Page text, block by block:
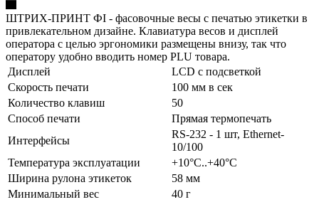
ШТРИХ-ПРИНТ ФI - фасовочные весы с печатью этикетки в
привлекательном дизайне. Клавиатура весов и дисплей
оператора с целью эргономики размещены внизу, так что
оператору удобно вводить номер PLU товара.
Дисплей
LCD с подсветкой
Скорость печати
100 мм в сек
Количество клавиш
50
Способ печати
Прямая термопечать
Интерфейсы
RS-232 - 1 шт, Ethernet-
10/100
Температура эксплуатации
+10°C..+40°C
Ширина рулона этикеток
58 мм
Минимальный вес
40 г